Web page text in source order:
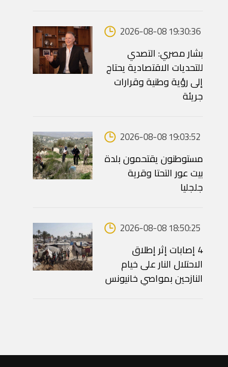
2026-08-08 19:30:36
بشار مصري: التصدي
للتحديات الاقتصادية يحتاج
إلى رؤية وطنية وقرارات
جريئة
2026-08-08 19:03:52
مستوطنون يقتحمون بلدة
بيت عور التحتا وقرية
جلجليا
2026-08-08 18:50:25
4 إصابات إثر إطلاق
الاحتلال النار على خيام
النازحين بمواصي خانيونس